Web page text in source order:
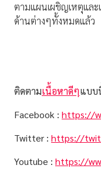
ตามแผนเผชิญเหตุและ
ด้านต่างๆทั้งหมดแล้ว
ติดตามเนื้อหาดีๆแบบ
Facebook : https://
Twitter : https://
Youtube : https://